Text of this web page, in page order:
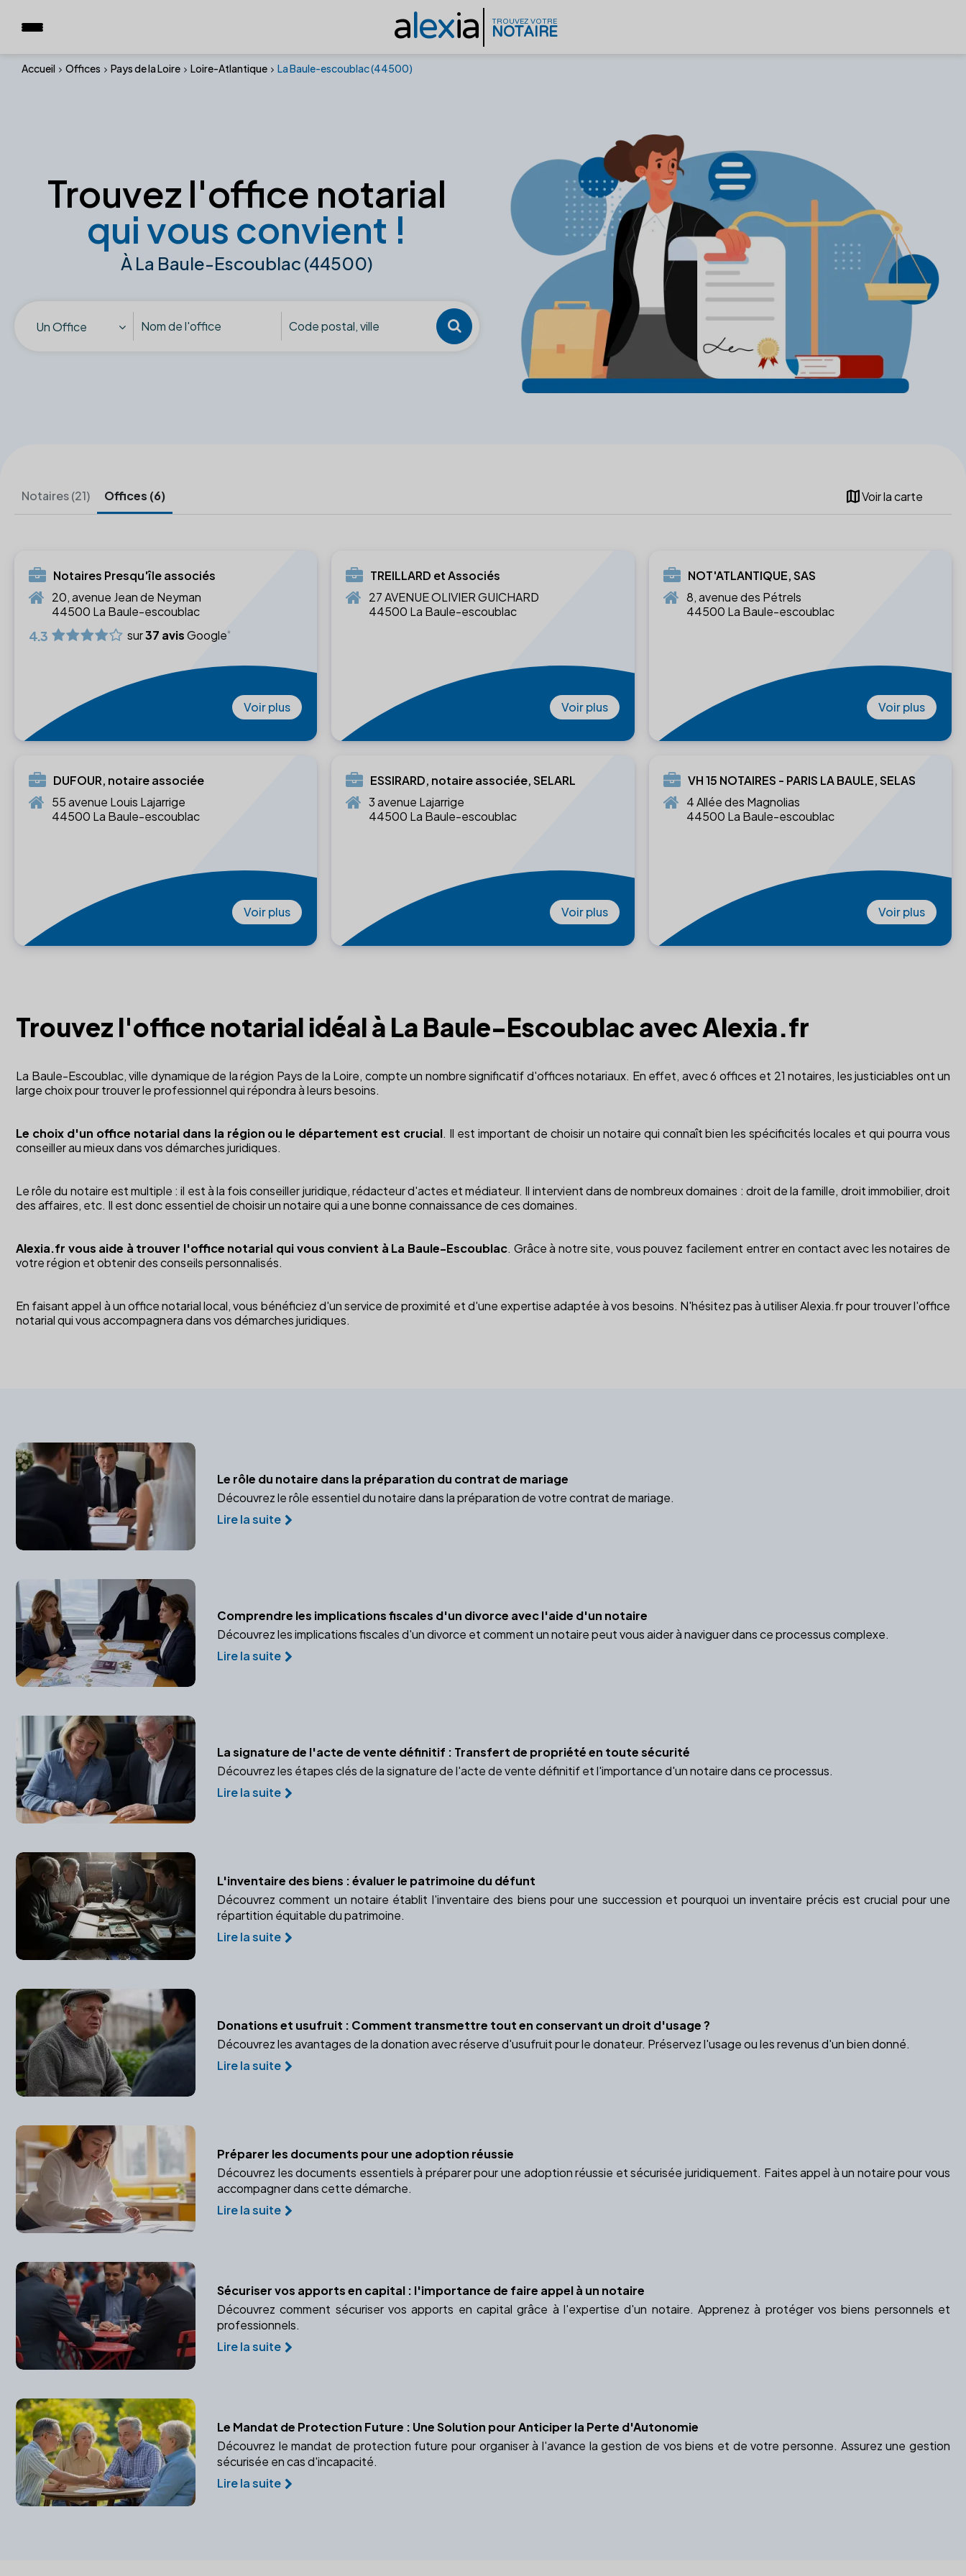
alexia TROUVEZ VOTRE
NOTAIRE
Accueil Offices Pays de la Loire Loire-Atlantique La Baule-escoublac (44500)
Trouvez l'office notarial
qui vous convient !
À La Baule-Escoublac (44500)
Un Office
mapVoir la carte
Notaires (21) Offices (6)
Notaires Presqu'île associés
20, avenue Jean de Neyman
44500 La Baule-escoublac
4.3 sur37 avisGoogle
Voir plus
TREILLARD et Associés
27 AVENUE OLIVIER GUICHARD
44500 La Baule-escoublac
Voir plus
NOT'ATLANTIQUE, SAS
8, avenue des Pétrels
44500 La Baule-escoublac
Voir plus
DUFOUR, notaire associée
55 avenue Louis Lajarrige
44500 La Baule-escoublac
Voir plus
ESSIRARD, notaire associée, SELARL
3 avenue Lajarrige
44500 La Baule-escoublac
Voir plus
VH 15 NOTAIRES - PARIS LA BAULE, SELAS
4 Allée des Magnolias
44500 La Baule-escoublac
Voir plus
Trouvez l'office notarial idéal à La Baule-Escoublac avec Alexia.fr
La Baule-Escoublac, ville dynamique de la région Pays de la Loire, compte un nombre significatif d'offices notariaux. En effet, avec 6 offices et 21 notaires, les justiciables ont un
large choix pour trouver le professionnel qui répondra à leurs besoins.
Le choix d'un office notarial dans la région ou le département est crucial. Il est important de choisir un notaire qui connaît bien les spécificités locales et qui pourra vous
conseiller au mieux dans vos démarches juridiques.
Le rôle du notaire est multiple : il est à la fois conseiller juridique, rédacteur d'actes et médiateur. Il intervient dans de nombreux domaines : droit de la famille, droit immobilier, droit
des affaires, etc. Il est donc essentiel de choisir un notaire qui a une bonne connaissance de ces domaines.
Alexia.fr vous aide à trouver l'office notarial qui vous convient à La Baule-Escoublac. Grâce à notre site, vous pouvez facilement entrer en contact avec les notaires de
votre région et obtenir des conseils personnalisés.
En faisant appel à un office notarial local, vous bénéficiez d'un service de proximité et d'une expertise adaptée à vos besoins. N'hésitez pas à utiliser Alexia.fr pour trouver l'office
notarial qui vous accompagnera dans vos démarches juridiques.
Le rôle du notaire dans la préparation du contrat de mariage
Découvrez le rôle essentiel du notaire dans la préparation de votre contrat de mariage.
Lire la suite
Comprendre les implications fiscales d'un divorce avec l'aide d'un notaire
Découvrez les implications fiscales d'un divorce et comment un notaire peut vous aider à naviguer dans ce processus complexe.
Lire la suite
La signature de l'acte de vente définitif : Transfert de propriété en toute sécurité
Découvrez les étapes clés de la signature de l'acte de vente définitif et l'importance d'un notaire dans ce processus.
Lire la suite
L'inventaire des biens : évaluer le patrimoine du défunt
Découvrez comment un notaire établit l'inventaire des biens pour une succession et pourquoi un inventaire précis est crucial pour une
répartition équitable du patrimoine.
Lire la suite
Donations et usufruit : Comment transmettre tout en conservant un droit d'usage ?
Découvrez les avantages de la donation avec réserve d'usufruit pour le donateur. Préservez l'usage ou les revenus d'un bien donné.
Lire la suite
Préparer les documents pour une adoption réussie
Découvrez les documents essentiels à préparer pour une adoption réussie et sécurisée juridiquement. Faites appel à un notaire pour vous
accompagner dans cette démarche.
Lire la suite
Sécuriser vos apports en capital : l'importance de faire appel à un notaire
Découvrez comment sécuriser vos apports en capital grâce à l'expertise d'un notaire. Apprenez à protéger vos biens personnels et
professionnels.
Lire la suite
Le Mandat de Protection Future : Une Solution pour Anticiper la Perte d'Autonomie
Découvrez le mandat de protection future pour organiser à l'avance la gestion de vos biens et de votre personne. Assurez une gestion
sécurisée en cas d'incapacité.
Lire la suite